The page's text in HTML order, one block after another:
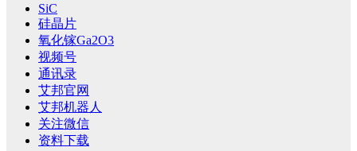
SiC
硅晶片
氧化镓Ga2O3
视频号
通讯录
艾邦官网
艾邦机器人
关注微信
资料下载